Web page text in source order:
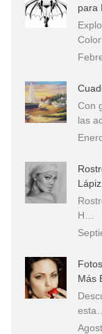
para
Con
las
H…
Más
esta…